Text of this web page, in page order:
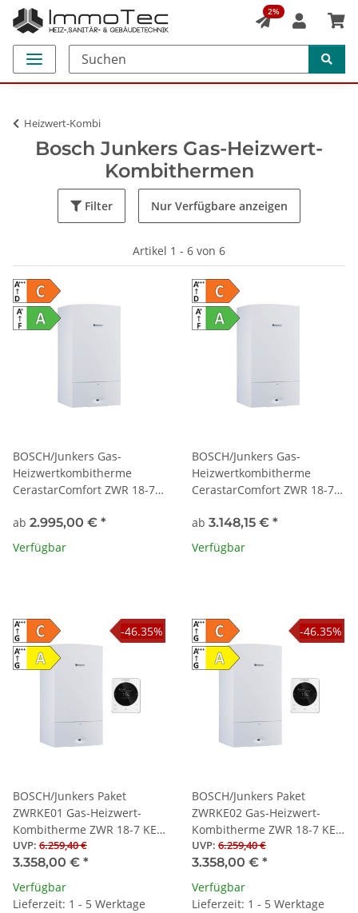
2%
Heizwert-Kombi
Bosch Junkers Gas-Heizwert-
Kombithermen
Filter Nur Verfügbare anzeigen
Artikel 1 - 6 von 6
BOSCH/Junkers Gas-
Heizwertkombitherme
CerastarComfort ZWR 18-7
ab 2.995,00 € *
Verfügbar
BOSCH/Junkers Gas-
Heizwertkombitherme
CerastarComfort ZWR 18-7
ab 3.148,15 € *
Verfügbar
-46.35%
BOSCH/Junkers Paket
ZWRKE01 Gas-Heizwert-
Kombitherme ZWR 18-7 KE
23, CR120
UVP: 6.259,40 €
3.358,00 € *
Verfügbar
Lieferzeit: 1 - 5 Werktage
-46.35%
BOSCH/Junkers Paket
ZWRKE02 Gas-Heizwert-
Kombitherme ZWR 18-7 KE
21, CR120
UVP: 6.259,40 €
3.358,00 € *
Verfügbar
Lieferzeit: 1 - 5 Werktage